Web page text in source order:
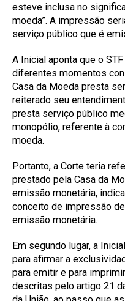
esteve inclusa no
moeda”. A impressão
serviço público que é
A Inicial aponta que o
diferentes momentos
Casa da Moeda presta
reiterado seu
presta serviço público
monopólio, referente à
moeda.
Portanto, a Corte teria
prestado pela Casa da
emissão monetária,
conceito de impressão
emissão monetária.
Em segundo lugar, a
para afirmar a
para emitir e para
descritas pelo artigo 21